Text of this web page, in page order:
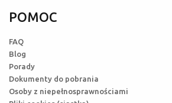
POMOC
FAQ
Blog
Porady
Dokumenty do pobrania
Osoby z niepełnosprawnościami